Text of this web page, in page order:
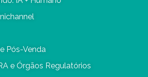
Pós-Venda
e Órgãos Regulatórios